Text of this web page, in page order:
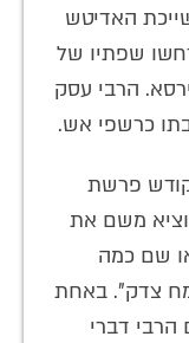
האדיטש
שפתיו של
הרבי עסק
כרשפי אש.
פרשת
משם את
שם כמה
צדק". באחת
דברי